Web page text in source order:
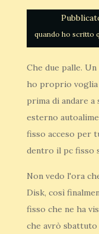
Che due palle.
ho proprio voglia
prima di andare
esterno
fisso acceso per
dentro il pc fisso
Non vedo l'ora
Disk, così
fisso che ne ha
che avrò